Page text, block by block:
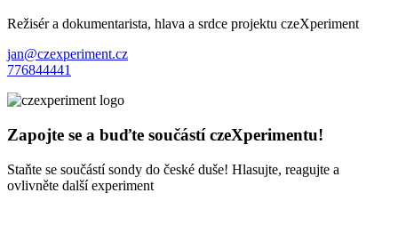
Režisér a dokumentarista, hlava a srdce projektu czeXperiment
jan@czexperiment.cz
776844441
Zapojte se a buďte součástí czeXperimentu!
Staňte se součástí sondy do české duše! Hlasujte, reagujte a
ovlivněte další experiment